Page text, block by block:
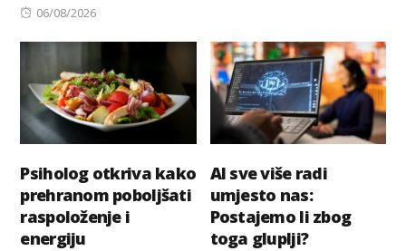
Posted
06/08/2026
Psiholog otkriva kako
prehranom poboljšati
raspoloženje i
energiju
AI sve više radi
umjesto nas:
Postajemo li zbog
toga gluplji?